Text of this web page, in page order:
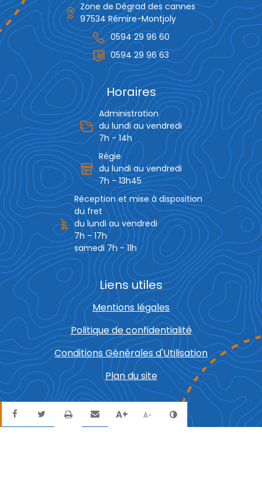
Partager sur Facebook
Partager sur Twitter
ImprimerEnvoyer par mail
A+ Agrandir le texte
A- Réduire le texte
Changer le
Zone de Dégrad des cannes
97534 Rémire-Montjoly
0594 29 96 60
0594 29 96 63
Horaires
Administration
du lundi au vendredi
7h - 14h
Régie
du lundi au vendredi
7h - 13h45
Réception et mise à disposition
du fret
du lundi au vendredi
7h - 17h
samedi 7h - 11h
Liens utiles
Mentions légales
Politique de confidentialité
Conditions Générales d'Utilisation
Plan du site